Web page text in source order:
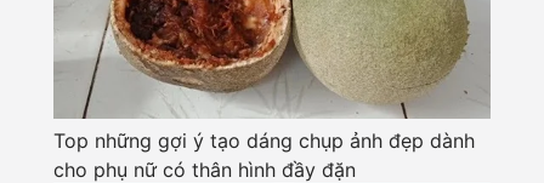
Top những gợi ý tạo dáng chụp ảnh đẹp dành
cho phụ nữ có thân hình đầy đặn